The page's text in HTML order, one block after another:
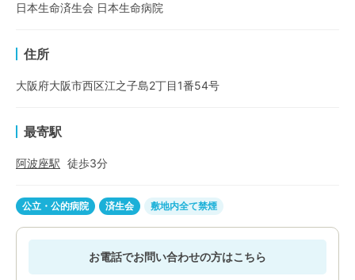
日本生命済生会 日本生命病院
住所
大阪府大阪市西区江之子島2丁目1番54号
最寄駅
阿波座駅 徒歩3分
公立・公的病院 済生会 敷地内全て禁煙
お電話でお問い合わせの方はこちら